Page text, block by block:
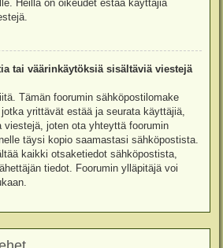
Heillä on oikeudet estää käyttäjiä
tai väärinkäytöksiä sisältäviä viestejä
Tämän foorumin sähköpostilomake
yrittävät estää ja seurata käyttäjiä,
viestejä, joten ota yhteyttä foorumin
täysi kopio saamastasi sähköpostista.
kaikki otsaketiedot sähköpostista,
tiedot. Foorumin ylläpitäjä voi